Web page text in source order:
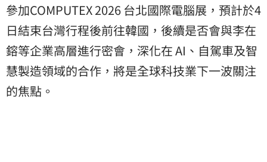
參加COMPUTEX 2026 台北國際電腦展，預計於4
日結束台灣行程後前往韓國，後續是否會與李在
鎔等企業高層進行密會，深化在 AI、自駕車及智
慧製造領域的合作，將是全球科技業下一波關注
的焦點。